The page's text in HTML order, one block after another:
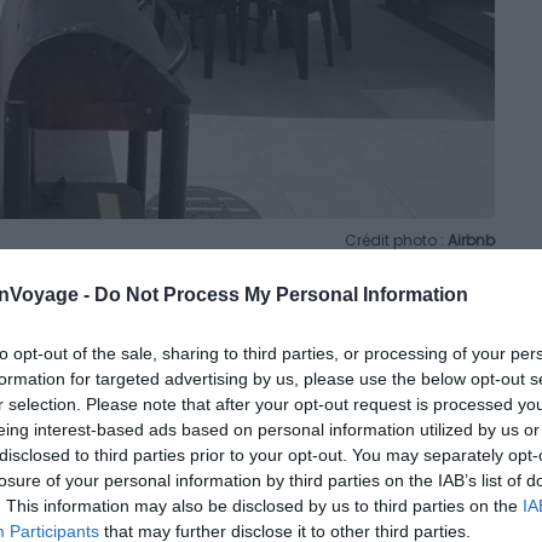
- Do Not Process My Personal Information
opt-out of the sale, sharing to third parties, or processing of your
for targeted advertising by us, please use the below opt-out
selection. Please note that after your opt-out request is processed
interest-based ads based on personal information utilized by us
to third parties prior to your opt-out. You may separately
of your personal information by third parties on the IAB’s list of
This information may also be disclosed by us to third parties on the
Participants that may further disclose it to other third parties.
Crédit photo : Airbnb
ville d’Alès, retrouvez cette charmante maison
dans une impasse, elle est abritée du bruit de la ville.
qui règnent, à l’ombre des arbres, les pieds dans
pour 4 personnes, le logement est bien équipé,